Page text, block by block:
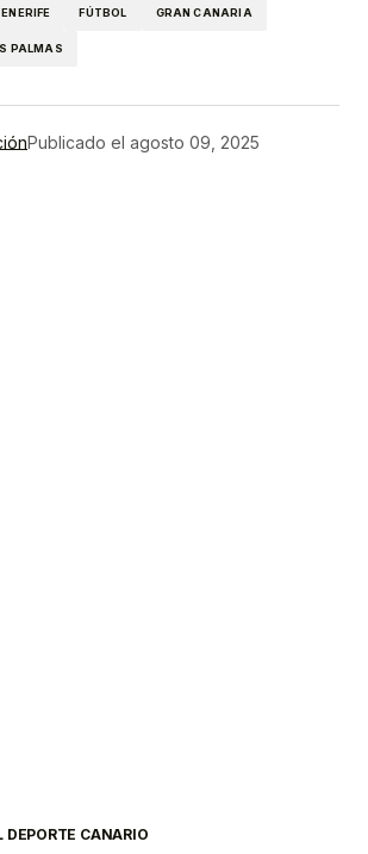
FÚTBOL GRAN CANARIA
PALMAS
Publicado el agosto 09, 2025
DEPORTE CANARIO